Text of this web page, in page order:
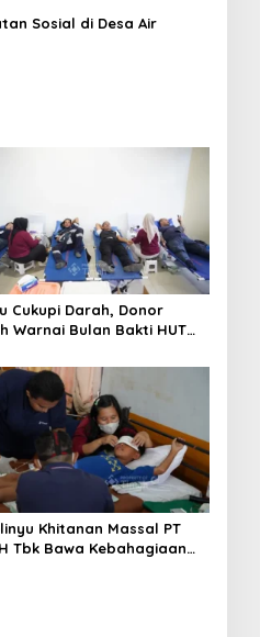
Sosial di Desa Air
Cukupi Darah, Donor
Warnai Bulan Bakti HUT
Khitanan Massal PT
Tbk Bawa Kebahagiaan